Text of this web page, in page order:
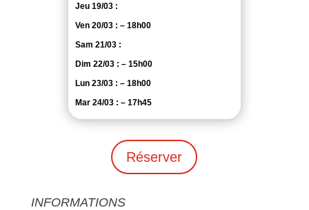
Jeu 19/03 :
Ven 20/03 : – 18h00
Sam 21/03 :
Dim 22/03 : – 15h00
Lun 23/03 : – 18h00
Mar 24/03 : – 17h45
Réserver
INFORMATIONS